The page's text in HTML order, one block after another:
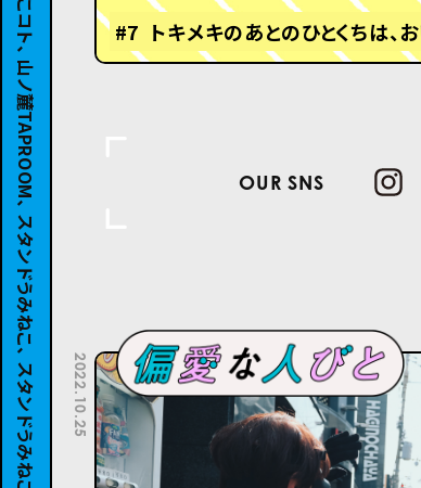
#7 トキメキのあとのひとくちは、
OUR SNS
2022.10.25